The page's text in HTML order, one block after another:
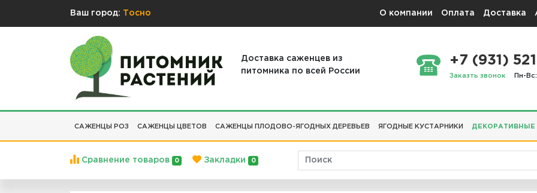
Ваш город: Тосно О компании Оплата Доставка
Доставка саженцев из
питомника по всей России
+7 (931)
Заказть звонок Пн-
САЖЕНЦЫ РОЗ САЖЕНЦЫ ЦВЕТОВ САЖЕНЦЫ ПЛОДОВО-ЯГОДНЫХ ДЕРЕВЬЕВ ЯГОДНЫЕ КУСТАРНИКИ ДЕКОРАТИВНЫЕ
Сравнение товаров 0 Закладки 0